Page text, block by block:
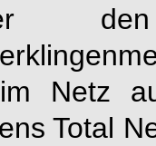
Netz
Total